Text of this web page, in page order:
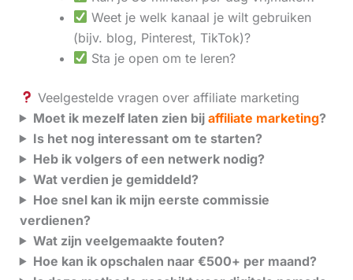
Weet je welk kanaal je wilt gebruiken
(bijv. blog, Pinterest, TikTok)?
Sta je open om te leren?
Veelgestelde vragen over affiliate marketing
Moet ik mezelf laten zien bij affiliate marketing?
Is het nog interessant om te starten?
Heb ik volgers of een netwerk nodig?
Wat verdien je gemiddeld?
Hoe snel kan ik mijn eerste commissie
verdienen?
Wat zijn veelgemaakte fouten?
Hoe kan ik opschalen naar €500+ per maand?